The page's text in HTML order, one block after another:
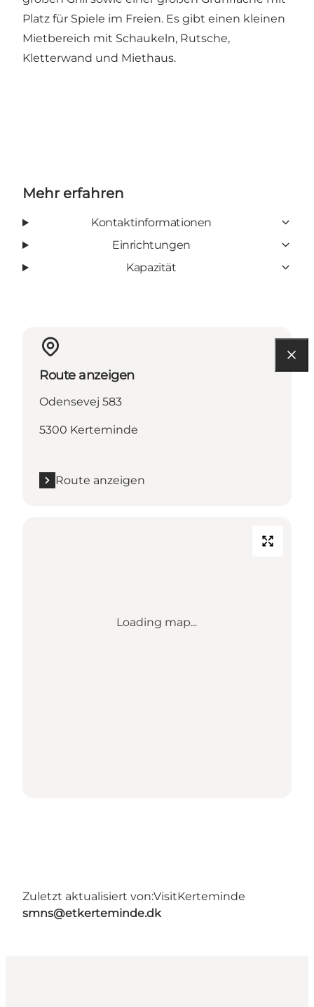
Platz für Spiele im Freien. Es gibt einen kleinen
Mietbereich mit Schaukeln, Rutsche,
Kletterwand und Miethaus.
Mehr erfahren
Kontaktinformationen
Einrichtungen
Kapazität
Route anzeigen
Odensevej 583
5300 Kerteminde
Route anzeigen
Loading map...
Zuletzt aktualisiert von:VisitKerteminde
smns@etkerteminde.dk